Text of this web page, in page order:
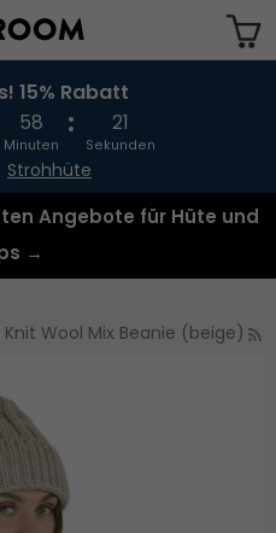
in Ihren Warenkorb
15% Rabatt
58
Minuten
21
Sekunden
Strohhüte
Angebote für Hüte und
→
Wool Mix Beanie (beige)